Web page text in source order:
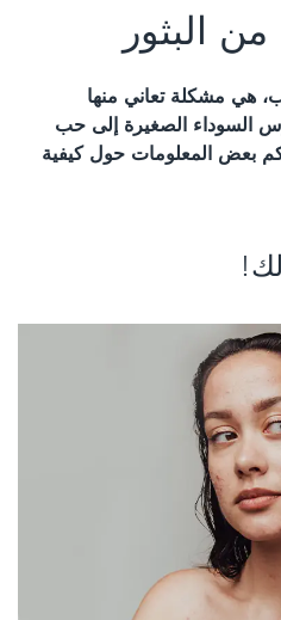
البثور
هي مشكلة تعاني منها
السوداء الصغيرة إلى حب
بعض المعلومات حول كيفية